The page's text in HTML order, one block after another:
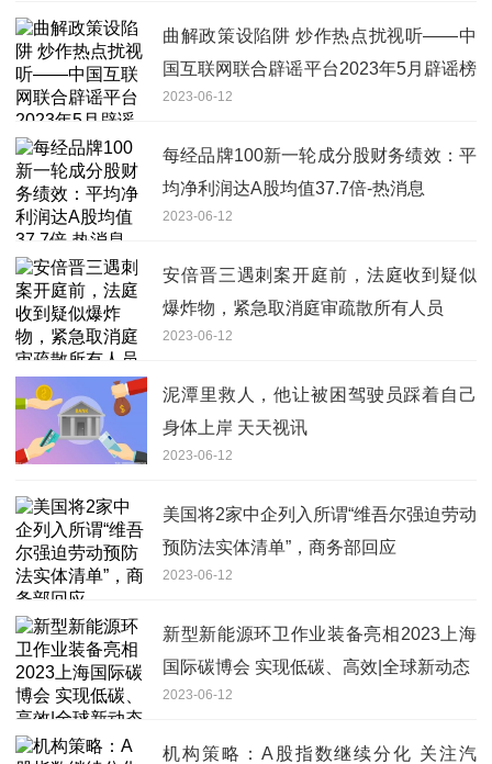
曲解政策设陷阱 炒作热点扰视听——中
国互联网联合辟谣平台2023年5月辟谣榜
综述_全球资讯
2023-06-12
每经品牌100新一轮成分股财务绩效：平
均净利润达A股均值37.7倍-热消息
2023-06-12
安倍晋三遇刺案开庭前，法庭收到疑似
爆炸物，紧急取消庭审疏散所有人员
2023-06-12
泥潭里救人，他让被困驾驶员踩着自己
身体上岸 天天视讯
2023-06-12
美国将2家中企列入所谓“维吾尔强迫劳动
预防法实体清单”，商务部回应
2023-06-12
新型新能源环卫作业装备亮相2023上海
国际碳博会 实现低碳、高效|全球新动态
2023-06-12
机构策略：A股指数继续分化 关注汽